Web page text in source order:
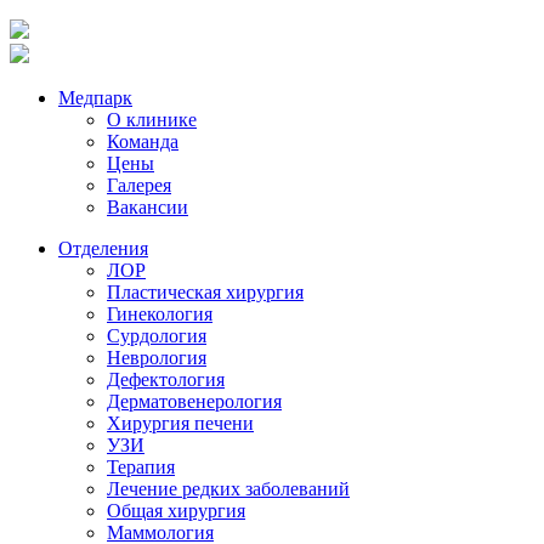
Медпарк
О клинике
Команда
Цены
Галерея
Вакансии
Отделения
ЛОР
Пластическая хирургия
Гинекология
Сурдология
Неврология
Дефектология
Дерматовенерология
Хирургия печени
УЗИ
Терапия
Лечение редких заболеваний
Общая хирургия
Маммология